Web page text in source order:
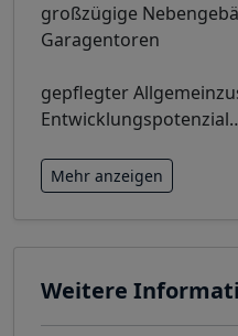
großzügige
Garagentoren
gepflegter
Entwicklungspotenzial
Mehr anzeigen
Weitere